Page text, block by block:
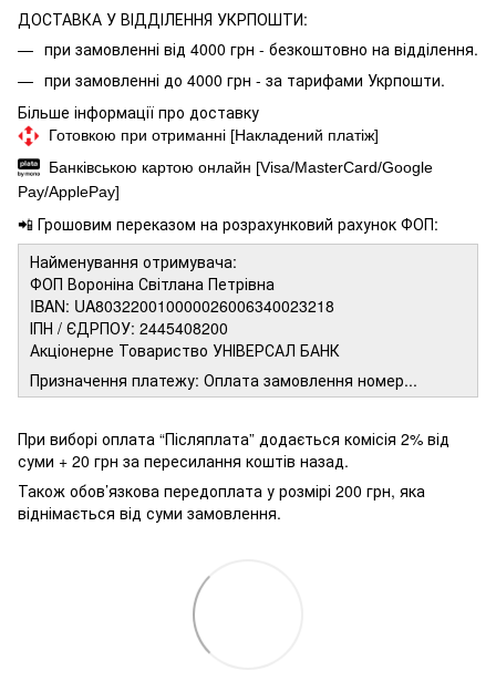
ДОСТАВКА У ВІДДІЛЕННЯ УКРПОШТИ:
при замовленні від 4000 грн - безкоштовно на відділення.
при замовленні до 4000 грн - за тарифами Укрпошти.
Більше інформації про доставку
Готовкою при отриманні [Накладений платіж]
Банківською картою онлайн [Visa/MasterCard/Google
Pay/ApplePay]
📲 Грошовим переказом на розрахунковий рахунок ФОП:
Найменування отримувача:
ФОП Вороніна Світлана Петрівна
IBAN: UA803220010000026006340023218
ІПН / ЄДРПОУ: 2445408200
Акціонерне Товариство УНІВЕРСАЛ БАНК
Призначення платежу: Оплата замовлення номер...
При виборі оплата “Післяплата” додається комісія 2% від
суми + 20 грн за пересилання коштів назад.
Також обов’язкова передоплата у розмірі 200 грн, яка
віднімається від суми замовлення.